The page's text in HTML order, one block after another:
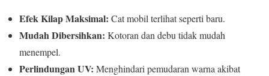
Efek Kilap Maksimal: Cat mobil terlihat seperti baru.
Mudah Dibersihkan: Kotoran dan debu tidak mudah
menempel.
Perlindungan UV: Menghindari pemudaran warna akibat